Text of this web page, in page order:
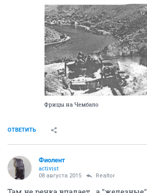
Фрицы на Чембало
ОТВЕТИТЬ
Фиолент
activist
08 августа 2015 Realtor